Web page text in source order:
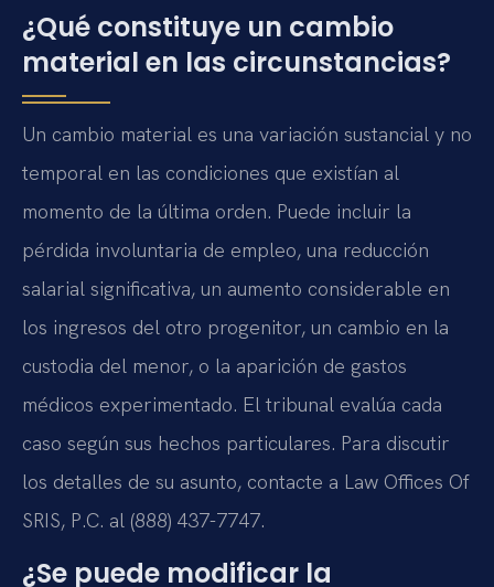
¿Qué constituye un cambio
material en las circunstancias?
Un cambio material es una variación sustancial y no
temporal en las condiciones que existían al
momento de la última orden. Puede incluir la
pérdida involuntaria de empleo, una reducción
salarial significativa, un aumento considerable en
los ingresos del otro progenitor, un cambio en la
custodia del menor, o la aparición de gastos
médicos experimentado. El tribunal evalúa cada
caso según sus hechos particulares. Para discutir
los detalles de su asunto, contacte a Law Offices Of
SRIS, P.C. al (888) 437-7747.
¿Se puede modificar la